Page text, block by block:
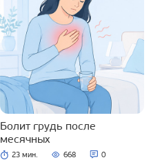
Болит грудь после
месячных
23 мин. 668 0